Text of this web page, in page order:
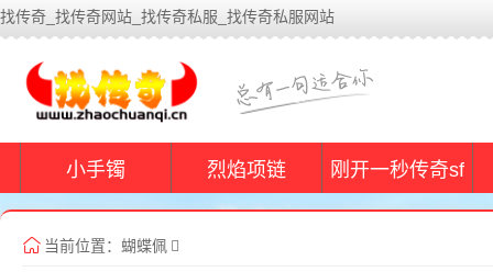
找传奇_找传奇网站_找传奇私服_找传奇私服网站
小手镯 烈焰项链 刚开一秒传奇sf
当前位置： 蝴蝶佩